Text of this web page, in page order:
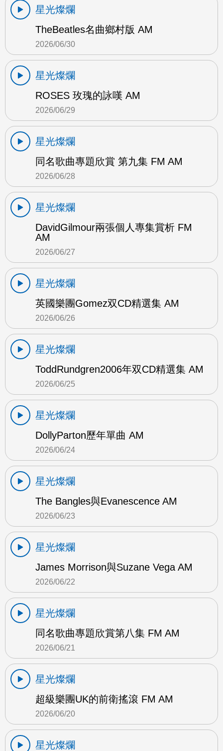
星光燦爛
TheBeatles名曲鄉村版 AM
2026/06/30
星光燦爛
ROSES 玫瑰的詠嘆 AM
2026/06/29
星光燦爛
同名歌曲專題欣賞 第九集 FM AM
2026/06/28
星光燦爛
DavidGilmour兩張個人專集賞析 FM
AM
2026/06/27
星光燦爛
英國樂團Gomez双CD精選集 AM
2026/06/26
星光燦爛
ToddRundgren2006年双CD精選集 AM
2026/06/25
星光燦爛
DollyParton歷年單曲 AM
2026/06/24
星光燦爛
The Bangles與Evanescence AM
2026/06/23
星光燦爛
James Morrison與Suzane Vega AM
2026/06/22
星光燦爛
同名歌曲專題欣賞第八集 FM AM
2026/06/21
星光燦爛
超級樂團UK的前衛搖滾 FM AM
2026/06/20
星光燦爛